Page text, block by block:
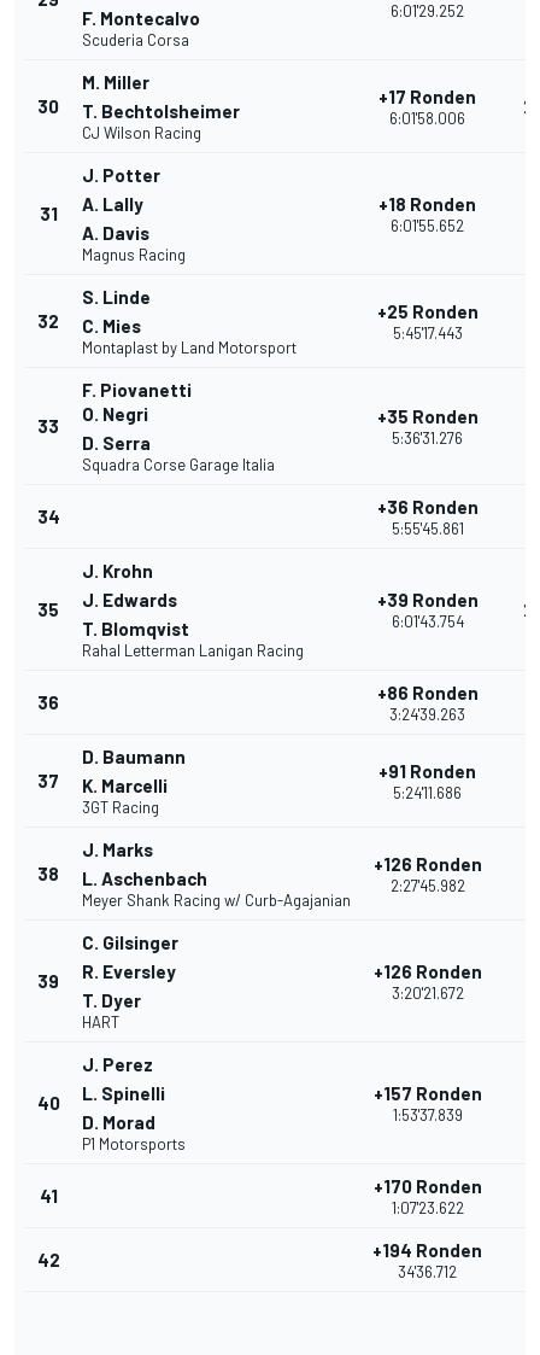
F. Montecalvo
Scuderia Corsa
6:01'29.252
30
M. Miller
T. Bechtolsheimer
CJ Wilson Racing
+17 Ronden
6:01'58.006
31
J. Potter
A. Lally
A. Davis
Magnus Racing
+18 Ronden
6:01'55.652
32
S. Linde
C. Mies
Montaplast by Land Motorsport
+25 Ronden
5:45'17.443
33
F. Piovanetti
O. Negri
D. Serra
Squadra Corse Garage Italia
+35 Ronden
5:36'31.276
34 +36 Ronden
5:55'45.861
35
J. Krohn
J. Edwards
T. Blomqvist
Rahal Letterman Lanigan Racing
+39 Ronden
6:01'43.754
36 +86 Ronden
3:24'39.263
37
D. Baumann
K. Marcelli
3GT Racing
+91 Ronden
5:24'11.686
38
J. Marks
L. Aschenbach
Meyer Shank Racing w/ Curb-Agajanian
+126 Ronden
2:27'45.982
39
C. Gilsinger
R. Eversley
T. Dyer
HART
+126 Ronden
3:20'21.672
40
J. Perez
L. Spinelli
D. Morad
P1 Motorsports
+157 Ronden
1:53'37.839
41 +170 Ronden
1:07'23.622
42 +194 Ronden
34'36.712